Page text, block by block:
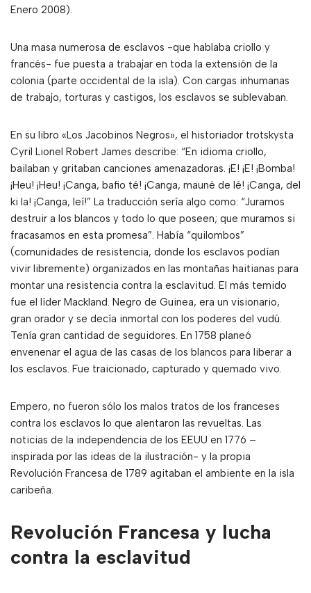
Enero 2008).
Una masa numerosa de esclavos -que hablaba criollo y
francés- fue puesta a trabajar en toda la extensión de la
colonia (parte occidental de la isla). Con cargas inhumanas
de trabajo, torturas y castigos, los esclavos se sublevaban.
En su libro «Los Jacobinos Negros», el historiador trotskysta
Cyril Lionel Robert James describe: “En idioma criollo,
bailaban y gritaban canciones amenazadoras. ¡E! ¡E! ¡Bomba!
¡Heu! ¡Heu! ¡Canga, bafio té! ¡Canga, mauné de lé! ¡Canga, del
ki la! ¡Canga, leí!” La traducción sería algo como: “Juramos
destruir a los blancos y todo lo que poseen; que muramos si
fracasamos en esta promesa”. Había “quilombos”
(comunidades de resistencia, donde los esclavos podían
vivir libremente) organizados en las montañas haitianas para
montar una resistencia contra la esclavitud. El más temido
fue el líder Mackland. Negro de Guinea, era un visionario,
gran orador y se decía inmortal con los poderes del vudú.
Tenía gran cantidad de seguidores. En 1758 planeó
envenenar el agua de las casas de los blancos para liberar a
los esclavos. Fue traicionado, capturado y quemado vivo.
Empero, no fueron sólo los malos tratos de los franceses
contra los esclavos lo que alentaron las revueltas. Las
noticias de la independencia de los EEUU en 1776 –
inspirada por las ideas de la ilustración- y la propia
Revolución Francesa de 1789 agitaban el ambiente en la isla
caribeña.
Revolución Francesa y lucha
contra la esclavitud